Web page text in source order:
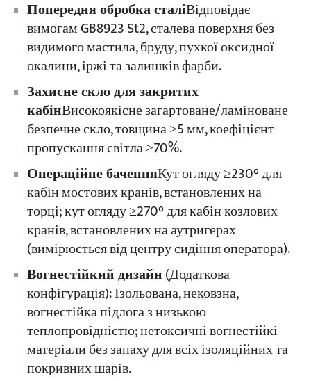
Попередня обробка сталіВідповідає
вимогам GB8923 St2, сталева поверхня без
видимого мастила, бруду, пухкої оксидної
окалини, іржі та залишків фарби.
Захисне скло для закритих
кабінВисокоякісне загартоване/ламіноване
безпечне скло, товщина ≥5 мм, коефіцієнт
пропускання світла ≥70%.
Операційне баченняКут огляду ≥230° для
кабін мостових кранів, встановлених на
торці; кут огляду ≥270° для кабін козлових
кранів, встановлених на аутригерах
(вимірюється від центру сидіння оператора).
Вогнестійкий дизайн(Додаткова
конфігурація): Ізольована, нековзна,
вогнестійка підлога з низькою
теплопровідністю; нетоксичні вогнестійкі
матеріали без запаху для всіх ізоляційних та
покривних шарів.